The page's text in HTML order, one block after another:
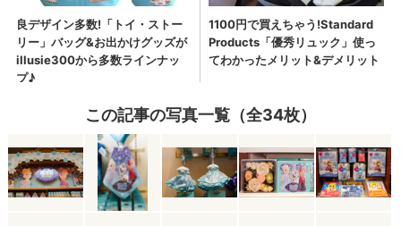
この記事の写真一覧（全34枚）